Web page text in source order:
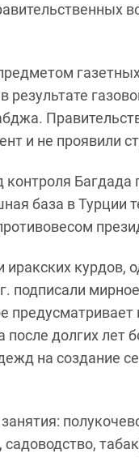
результате
и не проявили
Багдада
база в Турции
курдов,
подписали
предусматривает
после долгих
на создание